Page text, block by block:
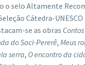
o selo Altamente
Cátedra-
se as obras
do Saci-Pererê, Meus
serra, O encontro da